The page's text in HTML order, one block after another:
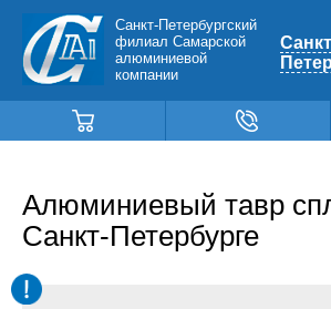
Санкт-Петербургский
филиал Самарской
алюминиевой
компании
Алюминиевый тавр
Санкт-Петербурге